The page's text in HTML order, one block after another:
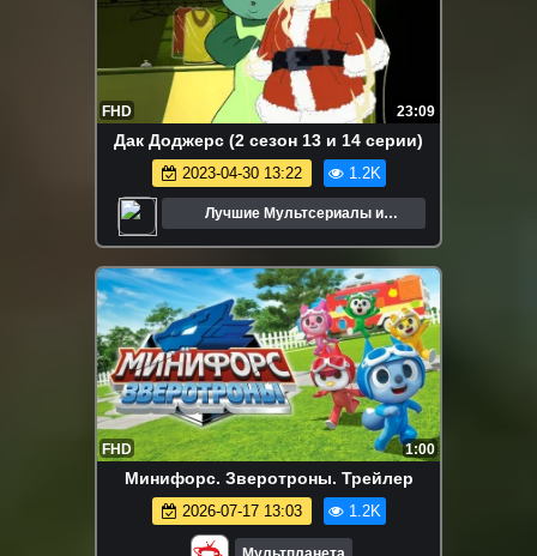
FHD 23:09
Дак Доджерс (2 сезон 13 и 14 серии)
2023-04-30 13:22 1.2K
Лучшие Мультсериалы и
FHD 1:00
Минифорс. Зверотроны. Трейлер
2026-07-17 13:03 1.2K